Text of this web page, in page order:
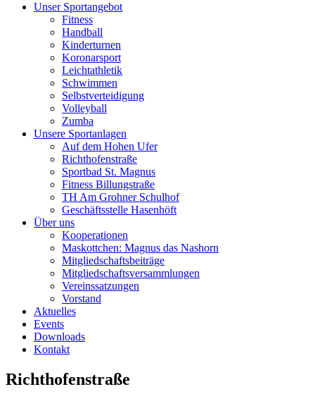
Unser Sportangebot
Fitness
Handball
Kinderturnen
Koronarsport
Leichtathletik
Schwimmen
Selbstverteidigung
Volleyball
Zumba
Unsere Sportanlagen
Auf dem Hohen Ufer
Richthofenstraße
Sportbad St. Magnus
Fitness Billungstraße
TH Am Grohner Schulhof
Geschäftsstelle Hasenhöft
Über uns
Kooperationen
Maskottchen: Magnus das Nashorn
Mitgliedschaftsbeiträge
Mitgliedschaftsversammlungen
Vereinssatzungen
Vorstand
Aktuelles
Events
Downloads
Kontakt
Richthofenstraße